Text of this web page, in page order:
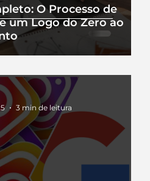
O Processo de
um Logo do Zero ao
3 min de leitura